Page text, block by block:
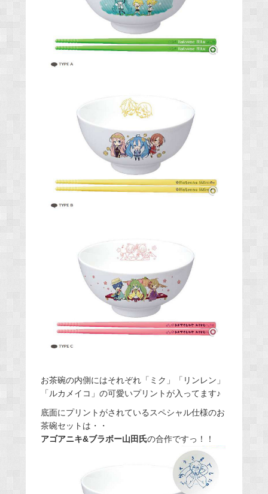
お茶碗の内側にはそれぞれ「ミク」「リンレン」
「ルカメイコ」の可愛いプリントが入ってます♪
底面にプリントがされているスペシャル仕様のお
茶碗セットは・・
アゴアニキ&ブラボー山田氏の合作ですっ！！